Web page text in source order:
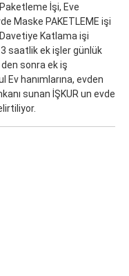
İşi, Eve
Maske PAKETLEME işi
Katlama işi
saatlik ek işler günlük
sonra ek iş
hanımlarına, evden
sunan İŞKUR un evde